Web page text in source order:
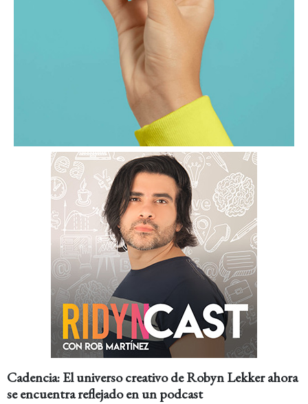
Cadencia: El universo creativo de Robyn Lekker ahora
se encuentra reflejado en un podcast